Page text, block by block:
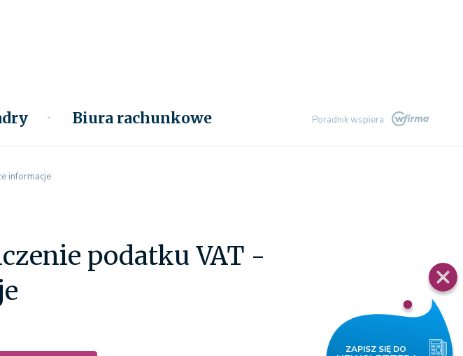
Biura rachunkowe Poradnik wspiera
informacje
podatku VAT -